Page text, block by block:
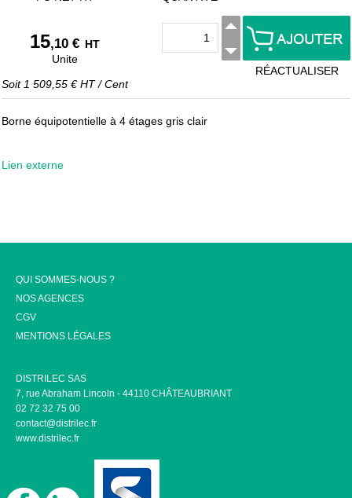
15,10 € HT
Unite
Soit 1 509,55 € HT/Cent
RÉACTUALISER
Borne équipotentielle à 4 étages gris clair
Lien externe
QUI SOMMES-NOUS ?
NOS AGENCES
CGV
MENTIONS LÉGALES
DISTRILEC SAS
7, rue Abraham Lincoln - 44110 CHÂTEAUBRIANT
02 72 32 75 00
contact@distrilec.fr
www.distrilec.fr